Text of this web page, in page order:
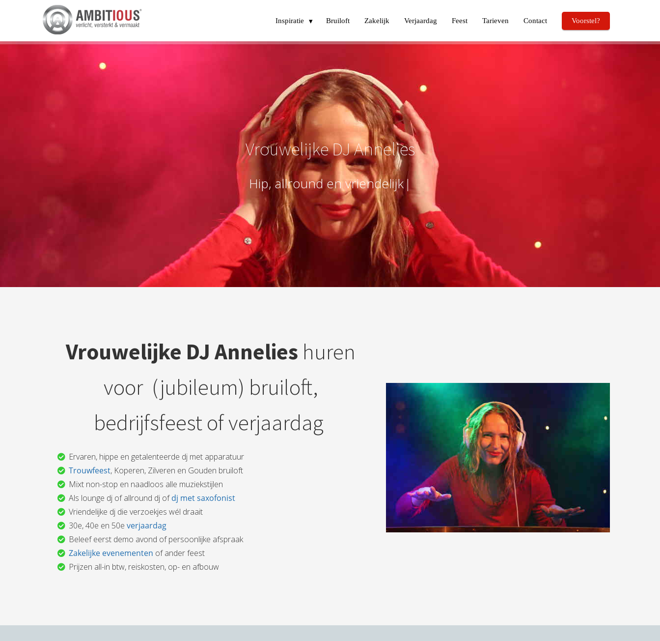
Inspiratie Bruiloft Zakelijk Verjaardag Feest Tarieven Contact Voorstel?
Vrouwelijke DJ Annelies
Hip, allround en vriendelijk
Vrouwelijke DJ Annelies huren
voor (jubileum) bruiloft,
bedrijfsfeest of verjaardag
Ervaren, hippe en getalenteerde dj met apparatuur
Trouwfeest, Koperen, Zilveren en Gouden bruiloft
Mixt non-stop en naadloos alle muziekstijlen
Als lounge dj of allround dj ofdj met saxofonist
Vriendelijke dj die verzoekjes wél draait
30e, 40e en 50everjaardag
Beleef eerst demo avond of persoonlijke afspraak
Zakelijke evenementen of ander feest
Prijzen all-in btw, reiskosten, op- en afbouw